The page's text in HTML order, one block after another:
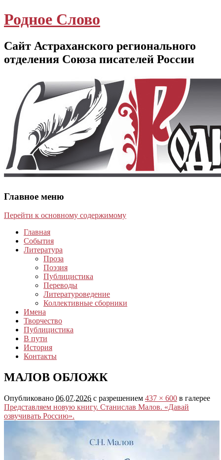
Родное Слово
Сайт Астраханского регионального
отделения Союза писателей России
Главное меню
Перейти к основному содержимому
Главная
События
Литература
Проза
Поэзия
Публицистика
Переводы
Литературоведение
Коллективные сборники
Имена
Творчество
Публицистика
В пути
История
Контакты
МАЛОВ ОБЛОЖК
Опубликовано 06.07.2026 с разрешением 437 × 600 в галерее
Представляем новую книгу. Станислав Малов. «Давай
озвучивать Россию».